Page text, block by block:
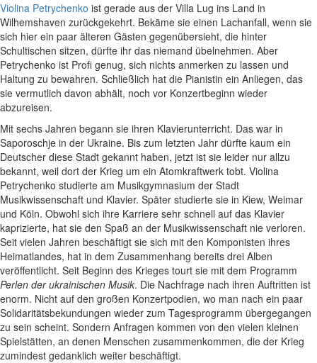
Violina Petrychenko ist gerade aus der Villa Lug ins Land in
Wilhemshaven zurückgekehrt. Bekäme sie einen Lachanfall, wenn sie
sich hier ein paar älteren Gästen gegenübersieht, die hinter
Schultischen sitzen, dürfte ihr das niemand übelnehmen. Aber
Petrychenko ist Profi genug, sich nichts anmerken zu lassen und
Haltung zu bewahren. Schließlich hat die Pianistin ein Anliegen, das
sie vermutlich davon abhält, noch vor Konzertbeginn wieder
abzureisen.
Mit sechs Jahren begann sie ihren Klavierunterricht. Das war in
Saporoschje in der Ukraine. Bis zum letzten Jahr dürfte kaum ein
Deutscher diese Stadt gekannt haben, jetzt ist sie leider nur allzu
bekannt, weil dort der Krieg um ein Atomkraftwerk tobt. Violina
Petrychenko studierte am Musikgymnasium der Stadt
Musikwissenschaft und Klavier. Später studierte sie in Kiew, Weimar
und Köln. Obwohl sich ihre Karriere sehr schnell auf das Klavier
kaprizierte, hat sie den Spaß an der Musikwissenschaft nie verloren.
Seit vielen Jahren beschäftigt sie sich mit den Komponisten ihres
Heimatlandes, hat in dem Zusammenhang bereits drei Alben
veröffentlicht. Seit Beginn des Krieges tourt sie mit dem Programm
Perlen der ukrainischen Musik. Die Nachfrage nach ihren Auftritten ist
enorm. Nicht auf den großen Konzertpodien, wo man nach ein paar
Solidaritätsbekundungen wieder zum Tagesprogramm übergegangen
zu sein scheint. Sondern Anfragen kommen von den vielen kleinen
Spielstätten, an denen Menschen zusammenkommen, die der Krieg
zumindest gedanklich weiter beschäftigt.